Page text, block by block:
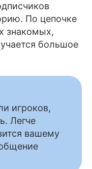
По цепочке
знакомых,
большое
игроков,
Легче
вашему